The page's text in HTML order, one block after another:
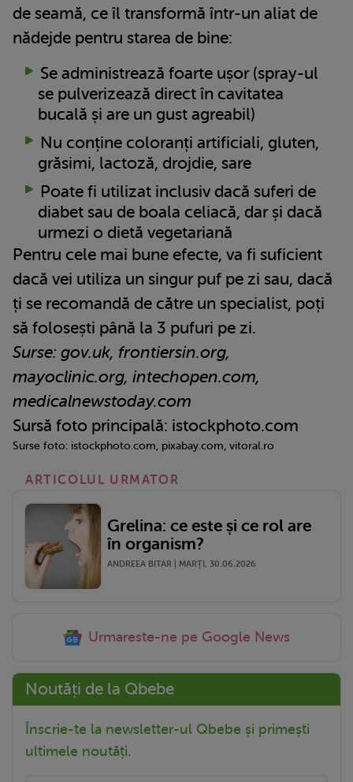
de seamă, ce îl transformă într-un aliat de
nădejde pentru starea de bine:
Se administrează foarte ușor (spray-ul
se pulverizează direct în cavitatea
bucală și are un gust agreabil)
Nu conține coloranți artificiali, gluten,
grăsimi, lactoză, drojdie, sare
Poate fi utilizat inclusiv dacă suferi de
diabet sau de boala celiacă, dar și dacă
urmezi o dietă vegetariană
Pentru cele mai bune efecte, va fi suficient
dacă vei utiliza un singur puf pe zi sau, dacă
ți se recomandă de către un specialist, poți
să folosești până la 3 pufuri pe zi.
Surse: gov.uk, frontiersin.org,
mayoclinic.org, intechopen.com,
medicalnewstoday.com
Sursă foto principală: istockphoto.com
Surse foto: istockphoto.com, pixabay.com, vitoral.ro
ARTICOLUL URMATOR
Grelina: ce este și ce rol are
în organism?
ANDREEA BITAR | MARŢI, 30.06.2026
Urmareste-ne pe Google News
Noutăți de la Qbebe
Înscrie-te la newsletter-ul Qbebe și primești
ultimele noutăți.